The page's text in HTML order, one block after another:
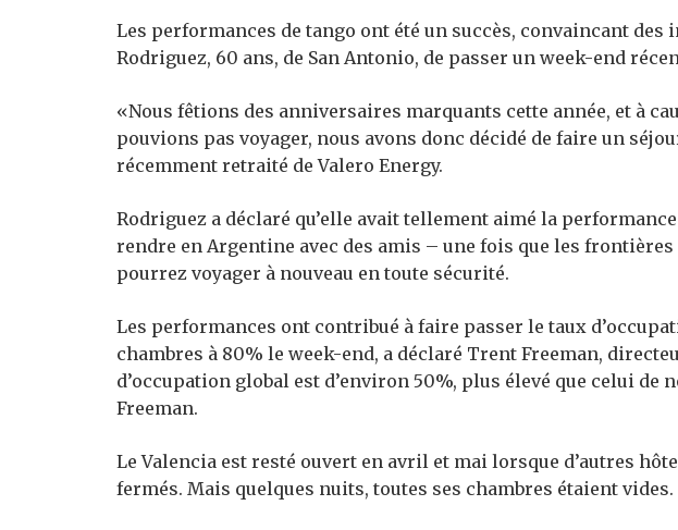
Les performances de tango ont été un succès, convaincant des
Rodriguez, 60 ans, de San Antonio, de passer un week-end
«Nous fêtions des anniversaires marquants cette année, et à
pouvions pas voyager, nous avons donc décidé de faire un
récemment retraité de Valero Energy.
Rodriguez a déclaré qu’elle avait tellement aimé la performance
rendre en Argentine avec des amis – une fois que les
pourrez voyager à nouveau en toute sécurité.
Les performances ont contribué à faire passer le taux
chambres à 80% le week-end, a déclaré Trent Freeman,
d’occupation global est d’environ 50%, plus élevé que celui de
Freeman.
Le Valencia est resté ouvert en avril et mai lorsque d’autres
fermés. Mais quelques nuits, toutes ses chambres étaient vides.